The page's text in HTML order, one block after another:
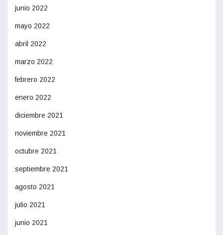
junio 2022
mayo 2022
abril 2022
marzo 2022
febrero 2022
enero 2022
diciembre 2021
noviembre 2021
octubre 2021
septiembre 2021
agosto 2021
julio 2021
junio 2021